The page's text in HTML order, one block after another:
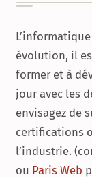
évolution, il
former et à
jour avec les
envisagez de
certifications
l’industrie.
ou Paris Web